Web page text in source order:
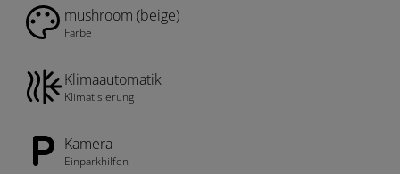
mushroom (beige)
Farbe
Klimaautomatik
Klimatisierung
Kamera
Einparkhilfen